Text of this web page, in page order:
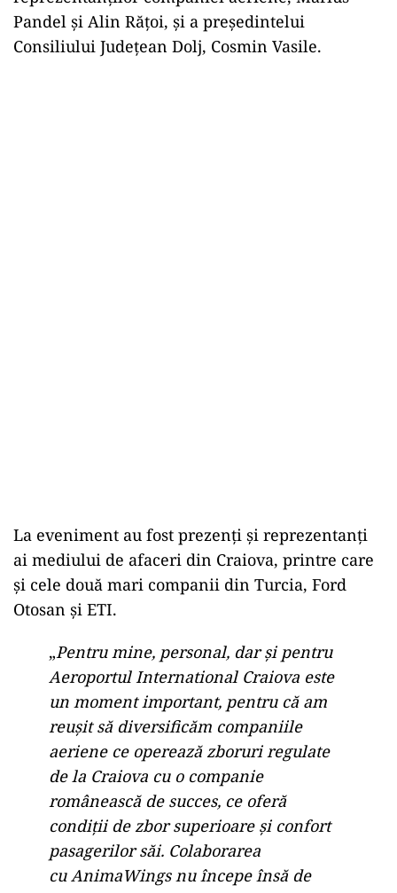
Pandel și Alin Rățoi, și a președintelui
Consiliului Județean Dolj, Cosmin Vasile.
La eveniment au fost prezenți și reprezentanți
ai mediului de afaceri din Craiova, printre care
și cele două mari companii din Turcia, Ford
Otosan și ETI.
„Pentru mine, personal, dar și pentru
Aeroportul International Craiova este
un moment important, pentru că am
reușit să diversificăm companiile
aeriene ce operează zboruri regulate
de la Craiova cu o companie
românească de succes, ce oferă
condiții de zbor superioare și confort
pasagerilor săi. Colaborarea
cu AnimaWings nu începe însă de